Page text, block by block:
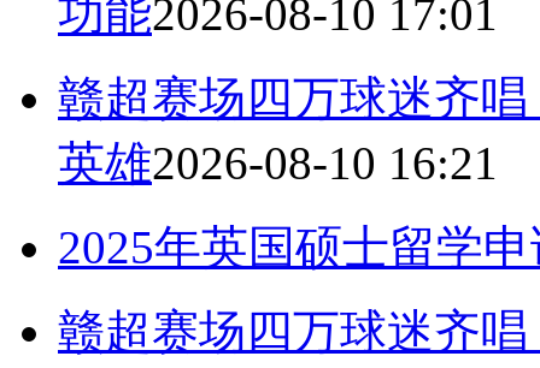
功能2026-08-10 17:01
赣超赛场四万球迷齐
英雄2026-08-10 16:21
2025年英国硕士留学
赣超赛场四万球迷齐